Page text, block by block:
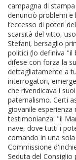
campagna di
denunciò problemi e
l’eccesso di poteri
scarsità del vitto,
Stefani, bersaglio
politici (lo definiva
difese con forza la
dettagliatamente a
interrogatori,
che rivendicava i
paternalismo. Certi
giovanile
testimonianza: "il
nave, dove tutti i
comando in una
Commissione
Seduta del Consiglio